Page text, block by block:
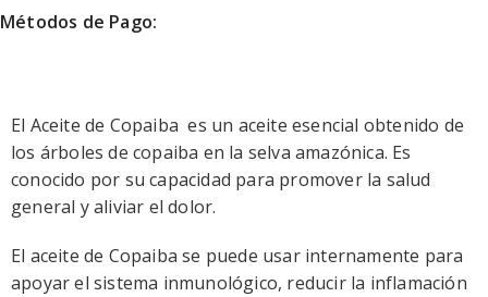
Métodos de Pago:
El Aceite de Copaiba es un aceite esencial obtenido de
los árboles de copaiba en la selva amazónica. Es
conocido por su capacidad para promover la salud
general y aliviar el dolor.
El aceite de Copaiba se puede usar internamente para
apoyar el sistema inmunológico, reducir la inflamación